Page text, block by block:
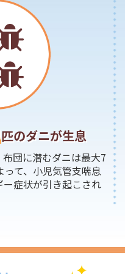
匹のダニが生息
団に潜むダニは最大7
て、小児気管支喘息
症状が引き起こされ